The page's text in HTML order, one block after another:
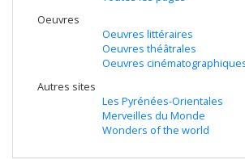
Oeuvres
Oeuvres littéraires
Oeuvres théâtrales
Oeuvres
Autres sites
Les Pyrénées-Orientales
Merveilles du Monde
Wonders of the world